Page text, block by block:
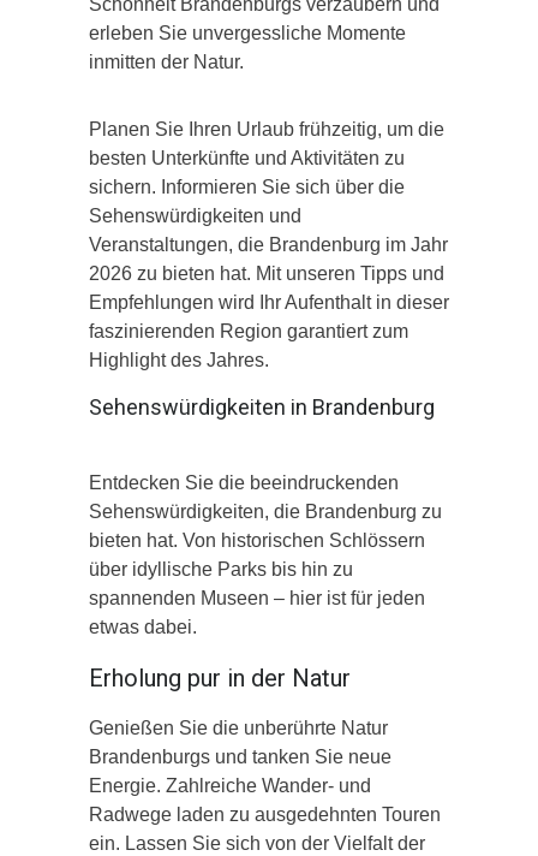
erleben Sie unvergessliche Momente
inmitten der Natur.
Planen Sie Ihren Urlaub frühzeitig, um die
besten Unterkünfte und Aktivitäten zu
sichern. Informieren Sie sich über die
Sehenswürdigkeiten und
Veranstaltungen, die Brandenburg im Jahr
2026 zu bieten hat. Mit unseren Tipps und
Empfehlungen wird Ihr Aufenthalt in dieser
faszinierenden Region garantiert zum
Highlight des Jahres.
Sehenswürdigkeiten in Brandenburg
Entdecken Sie die beeindruckenden
Sehenswürdigkeiten, die Brandenburg zu
bieten hat. Von historischen Schlössern
über idyllische Parks bis hin zu
spannenden Museen – hier ist für jeden
etwas dabei.
Erholung pur in der Natur
Genießen Sie die unberührte Natur
Brandenburgs und tanken Sie neue
Energie. Zahlreiche Wander- und
Radwege laden zu ausgedehnten Touren
ein. Lassen Sie sich von der Vielfalt der